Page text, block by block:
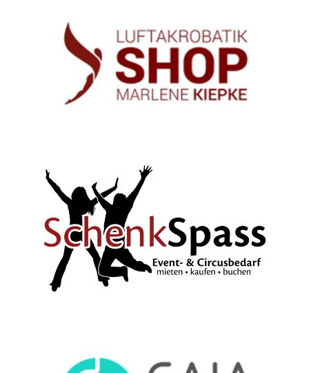
58% Rabatt mit dem Code: VI-Dance5
5% Rabatt mit dem Code: VI-Dance5
Mindestbestellwert: 50,00€